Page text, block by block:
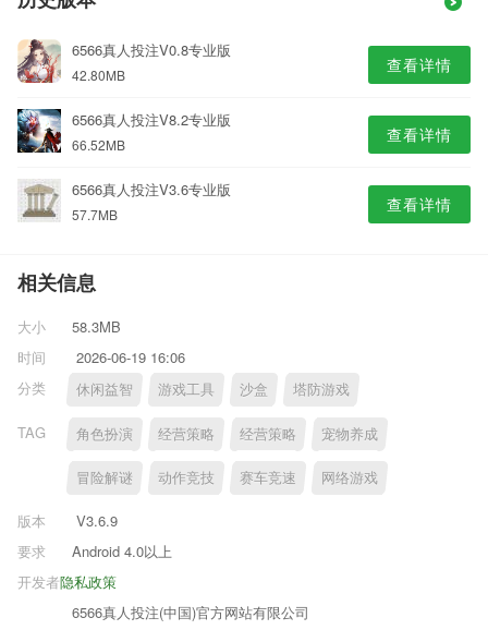
6566真人投注V0.8专业版
42.80MB 查看详情
6566真人投注V8.2专业版
66.52MB 查看详情
6566真人投注V3.6专业版
57.7MB 查看详情
相关信息
大小
58.3MB
时间
2026-06-19 16:06
分类
休闲益智 游戏工具 沙盒 塔防游戏
TAG 角色扮演 经营策略 经营策略 宠物养成
冒险解谜 动作竞技 赛车竞速 网络游戏
版本
V3.6.9
要求
Android 4.0以上
隐私政策
开发者
6566真人投注(中国)官方网站有限公司